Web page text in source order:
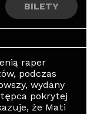
BILETY
raper
podczas
wydany
pokrytej
że Mati